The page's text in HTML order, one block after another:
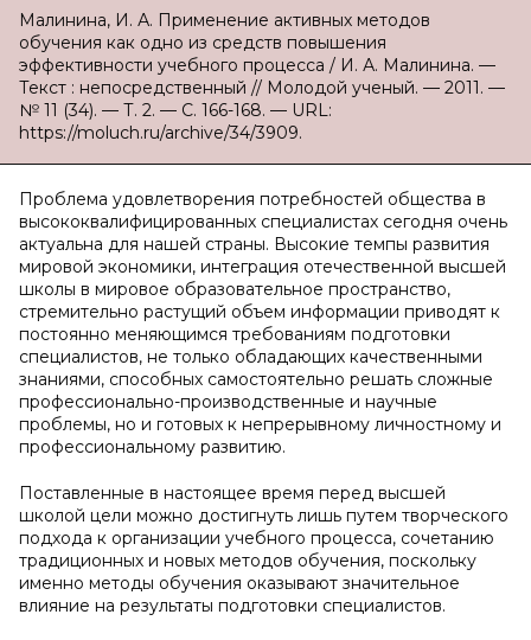
Малинина, И. А. Применение активных методов
обучения как одно из средств повышения
эффективности учебного процесса / И. А. Малинина. —
Текст : непосредственный // Молодой ученый. — 2011. —
№ 11 (34). — Т. 2. — С. 166-168. — URL:
https://moluch.ru/archive/34/3909.
Проблема удовлетворения потребностей общества в
высококвалифицированных специалистах сегодня очень
актуальна для нашей страны. Высокие темпы развития
мировой экономики, интеграция отечественной высшей
школы в мировое образовательное пространство,
стремительно растущий объем информации приводят к
постоянно меняющимся требованиям подготовки
специалистов, не только обладающих качественными
знаниями, способных самостоятельно решать сложные
профессионально-производственные и научные
проблемы, но и готовых к непрерывному личностному и
профессиональному развитию.
Поставленные в настоящее время перед высшей
школой цели можно достигнуть лишь путем творческого
подхода к организации учебного процесса, сочетанию
традиционных и новых методов обучения, поскольку
именно методы обучения оказывают значительное
влияние на результаты подготовки специалистов.